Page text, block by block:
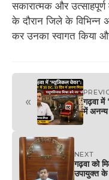
सकारात्मक और उत्साहपूर्ण
के दौरान जिले के विभिन्न
कर उनका स्वागत किया
«
गढ़वा में
में अनन्य
NEXT
गढ़वा को
उपायुक्त के